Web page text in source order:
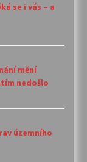
se i vás – a
mění
nedošlo
územního